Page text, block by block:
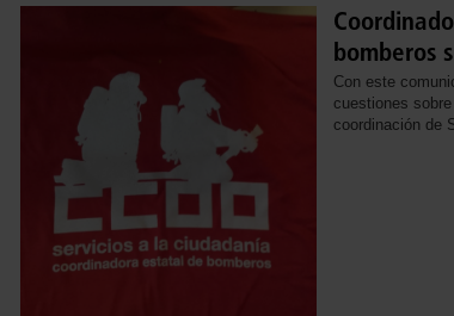
bomberos
Con este
cuestiones
coordinación de